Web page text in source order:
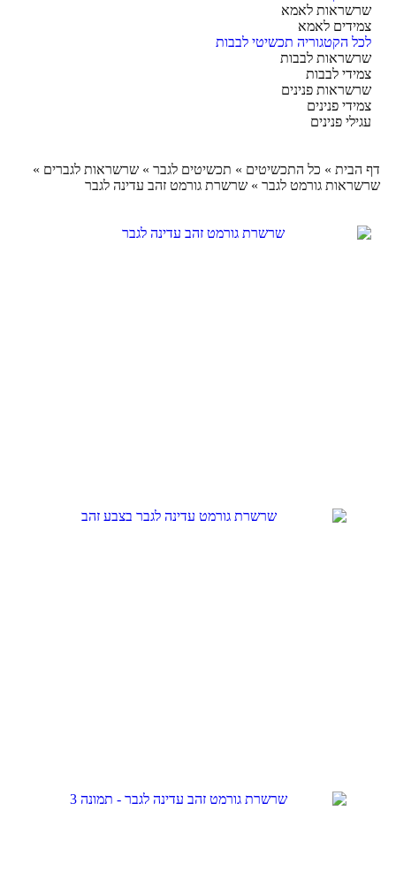
לאמא
לאמא
הקטגוריה תכשיטי לבבות
לבבות
לבבות
פנינים
פנינים
פנינים
»כל התכשיטים»תכשיטים לגבר»שרשראות לגברים»
גורמט לגבר»שרשרת גורמט זהב עדינה לגבר